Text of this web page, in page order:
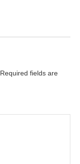
Required fields are